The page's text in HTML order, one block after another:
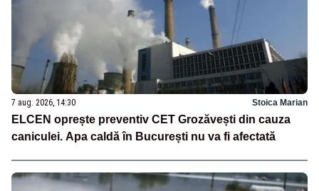
7 aug. 2026, 14:30 Stoica Marian
ELCEN oprește preventiv CET Grozăvești din cauza
caniculei. Apa caldă în București nu va fi afectată